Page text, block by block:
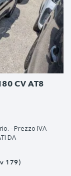
CV AT8
- Prezzo IVA
DA
179)